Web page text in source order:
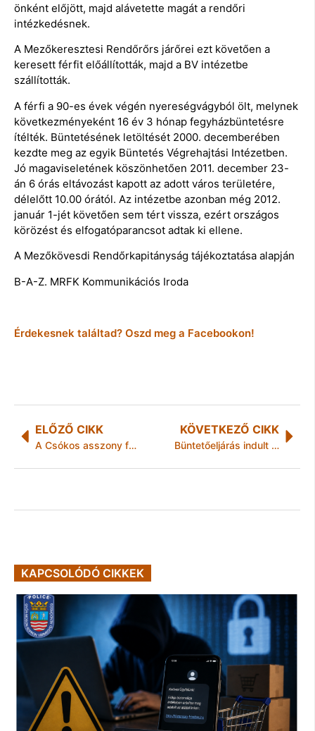
önként előjött, majd alávetette magát a rendőri
intézkedésnek.
A Mezőkeresztesi Rendőrőrs járőrei ezt követően a
keresett férfit előállították, majd a BV intézetbe
szállították.
A férfi a 90-es évek végén nyereségvágyból ölt, melynek
következményeként 16 év 3 hónap fegyházbüntetésre
ítélték. Büntetésének letöltését 2000. decemberében
kezdte meg az egyik Büntetés Végrehajtási Intézetben.
Jó magaviseletének köszönhetően 2011. december 23-
án 6 órás eltávozást kapott az adott város területére,
délelőtt 10.00 órától. Az intézetbe azonban még 2012.
január 1-jét követően sem tért vissza, ezért országos
körözést és elfogatóparancsot adtak ki ellene.
A Mezőkövesdi Rendőrkapitányság tájékoztatása alapján
B-A-Z. MRFK Kommunikációs Iroda
Érdekesnek találtad? Oszd meg a Facebookon!
ELŐZŐ CIKK
A Csókos asszony folytatja az újévet
KÖVETKEZŐ CIKK
Büntetőeljárás indult a tegnapi miskolci halálos tűzeset miatt
KAPCSOLÓDÓ CIKKEK